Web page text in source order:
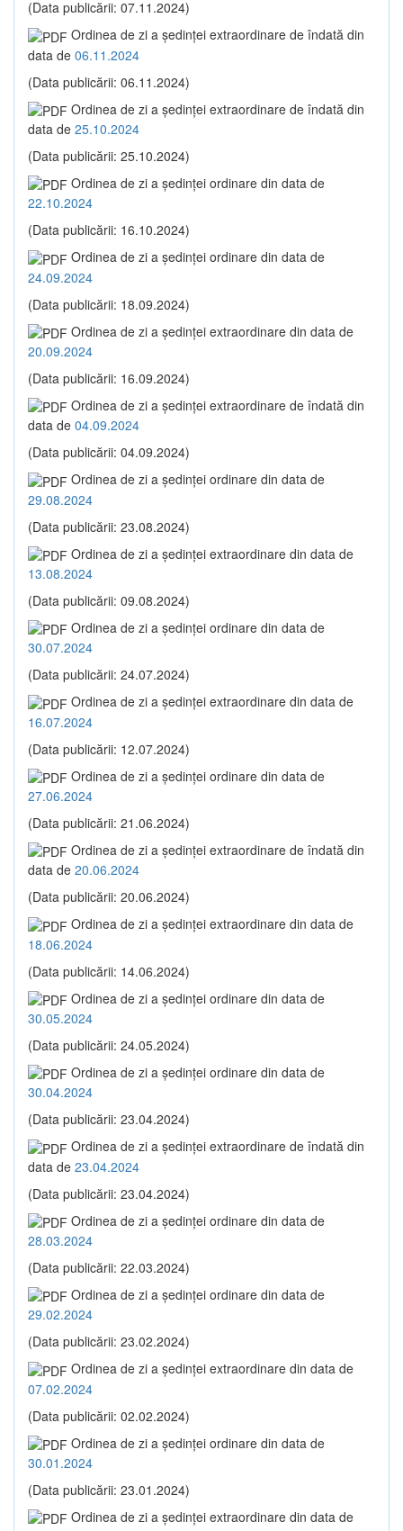
(Data publicării: 07.11.2024)
Ordinea de zi a şedinţei extraordinare de îndată din
data de 06.11.2024
(Data publicării: 06.11.2024)
Ordinea de zi a şedinţei extraordinare de îndată din
data de 25.10.2024
(Data publicării: 25.10.2024)
Ordinea de zi a şedinţei ordinare din data de
22.10.2024
(Data publicării: 16.10.2024)
Ordinea de zi a şedinţei ordinare din data de
24.09.2024
(Data publicării: 18.09.2024)
Ordinea de zi a şedinţei extraordinare din data de
20.09.2024
(Data publicării: 16.09.2024)
Ordinea de zi a şedinţei extraordinare de îndată din
data de 04.09.2024
(Data publicării: 04.09.2024)
Ordinea de zi a şedinţei ordinare din data de
29.08.2024
(Data publicării: 23.08.2024)
Ordinea de zi a şedinţei extraordinare din data de
13.08.2024
(Data publicării: 09.08.2024)
Ordinea de zi a şedinţei ordinare din data de
30.07.2024
(Data publicării: 24.07.2024)
Ordinea de zi a şedinţei extraordinare din data de
16.07.2024
(Data publicării: 12.07.2024)
Ordinea de zi a şedinţei ordinare din data de
27.06.2024
(Data publicării: 21.06.2024)
Ordinea de zi a şedinţei extraordinare de îndată din
data de 20.06.2024
(Data publicării: 20.06.2024)
Ordinea de zi a şedinţei extraordinare din data de
18.06.2024
(Data publicării: 14.06.2024)
Ordinea de zi a şedinţei ordinare din data de
30.05.2024
(Data publicării: 24.05.2024)
Ordinea de zi a şedinţei ordinare din data de
30.04.2024
(Data publicării: 23.04.2024)
Ordinea de zi a şedinţei extraordinare de îndată din
data de 23.04.2024
(Data publicării: 23.04.2024)
Ordinea de zi a şedinţei ordinare din data de
28.03.2024
(Data publicării: 22.03.2024)
Ordinea de zi a şedinţei ordinare din data de
29.02.2024
(Data publicării: 23.02.2024)
Ordinea de zi a şedinţei extraordinare din data de
07.02.2024
(Data publicării: 02.02.2024)
Ordinea de zi a şedinţei ordinare din data de
30.01.2024
(Data publicării: 23.01.2024)
Ordinea de zi a şedinţei extraordinare din data de